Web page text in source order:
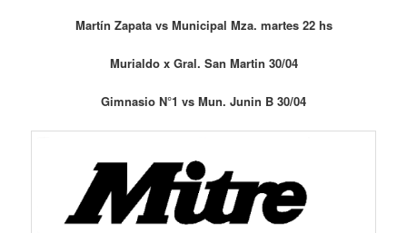
Martín Zapata vs Municipal Mza. martes 22 hs
Murialdo x Gral. San Martin 30/04
Gimnasio N°1 vs Mun. Junin B 30/04